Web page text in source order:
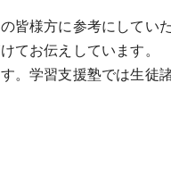
皆様方に参考にしてい
お伝えしています。
。学習支援塾では生徒